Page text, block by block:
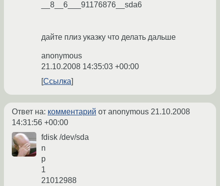
__8__6___91176876__sda6
дайте плиз указку что делать дальше
anonymous
21.10.2008 14:35:03 +00:00
Ссылка
Ответ на: комментарий от anonymous 21.10.2008
14:31:56 +00:00
fdisk /dev/sda
n
p
1
21012988